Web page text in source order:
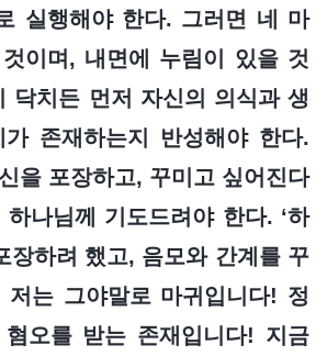
실행해야 한다. 그러면 네 마
이며, 내면에 누림이 있을 것
닥치든 먼저 자신의 의식과 생
존재하는지 반성해야 한다.
을 포장하고, 꾸미고 싶어진다
나님께 기도드려야 한다. ‘하
장하려 했고, 음모와 간계를 꾸
저는 그야말로 마귀입니다! 정
오를 받는 존재입니다! 지금